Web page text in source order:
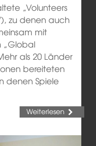
„Volunteers
zu denen auch
mit
„Global
als 20 Länder
bereiteten
denen Spiele
Weiterlesen